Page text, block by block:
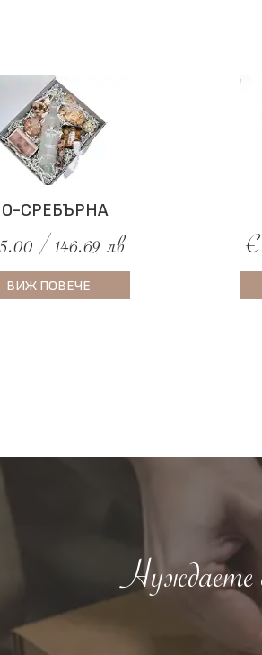
СРЕБЪРНА
/ 146.69 лв
ВИЖ ПОВЕЧЕ
Нуждаете